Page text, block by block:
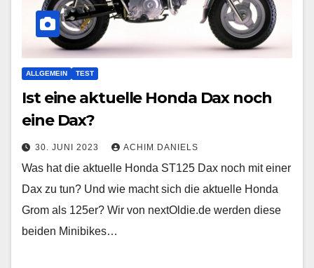
ALLGEMEIN TEST
Ist eine aktuelle Honda Dax noch
eine Dax?
30. JUNI 2023 ACHIM DANIELS
Was hat die aktuelle Honda ST125 Dax noch mit einer
Dax zu tun? Und wie macht sich die aktuelle Honda
Grom als 125er? Wir von nextOldie.de werden diese
beiden Minibikes…